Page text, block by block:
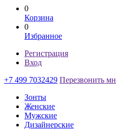
0
Корзина
0
Избранное
Регистрация
Вход
+7 499 7032429 Перезвонить
Зонты
Женские
Мужские
Дизайнерские